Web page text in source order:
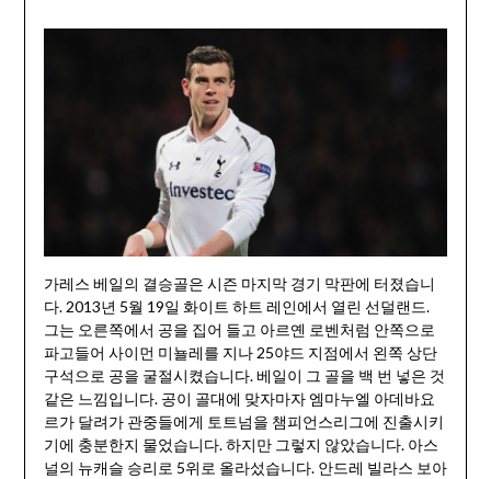
가레스 베일의 결승골은 시즌 마지막 경기 막판에 터졌습니
다. 2013년 5월 19일 화이트 하트 레인에서 열린 선덜랜드.
그는 오른쪽에서 공을 집어 들고 아르옌 로벤처럼 안쪽으로
파고들어 사이먼 미뇰레를 지나 25야드 지점에서 왼쪽 상단
구석으로 공을 굴절시켰습니다. 베일이 그 골을 백 번 넣은 것
같은 느낌입니다. 공이 골대에 맞자마자 엠마누엘 아데바요
르가 달려가 관중들에게 토트넘을 챔피언스리그에 진출시키
기에 충분한지 물었습니다. 하지만 그렇지 않았습니다. 아스
널의 뉴캐슬 승리로 5위로 올라섰습니다. 안드레 빌라스 보아